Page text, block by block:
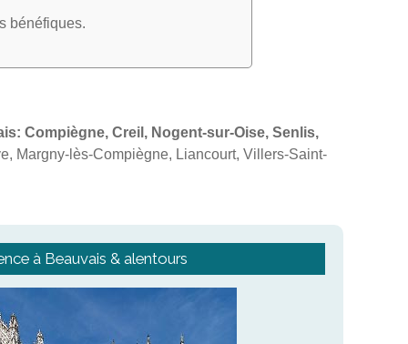
bénéfiques.
Compiègne, Creil, Nogent-sur-Oise, Senlis,
Margny-lès-Compiègne, Liancourt, Villers-Saint-
à Beauvais & alentours